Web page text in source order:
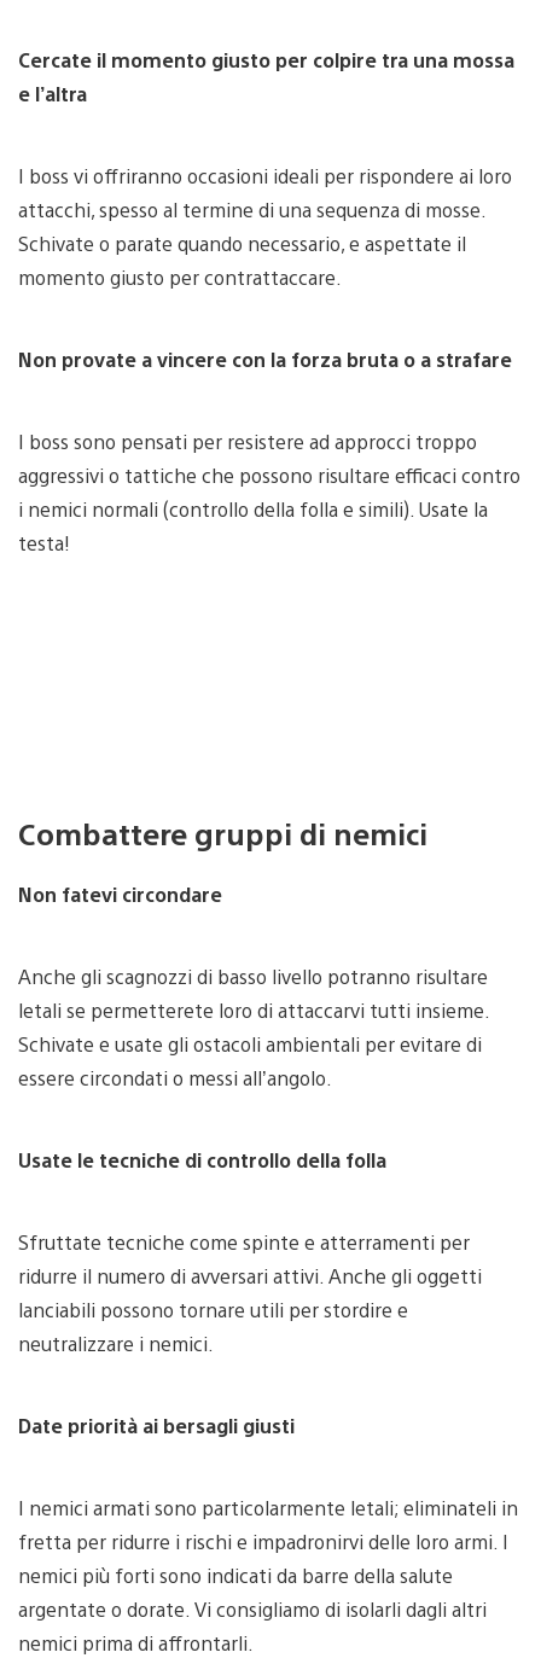
Cercate il momento giusto per colpire tra una mossa
e l’altra
I boss vi offriranno occasioni ideali per rispondere ai loro
attacchi, spesso al termine di una sequenza di mosse.
Schivate o parate quando necessario, e aspettate il
momento giusto per contrattaccare.
Non provate a vincere con la forza bruta o a strafare
I boss sono pensati per resistere ad approcci troppo
aggressivi o tattiche che possono risultare efficaci contro
i nemici normali (controllo della folla e simili). Usate la
testa!
Combattere gruppi di nemici
Non fatevi circondare
Anche gli scagnozzi di basso livello potranno risultare
letali se permetterete loro di attaccarvi tutti insieme.
Schivate e usate gli ostacoli ambientali per evitare di
essere circondati o messi all’angolo.
Usate le tecniche di controllo della folla
Sfruttate tecniche come spinte e atterramenti per
ridurre il numero di avversari attivi. Anche gli oggetti
lanciabili possono tornare utili per stordire e
neutralizzare i nemici.
Date priorità ai bersagli giusti
I nemici armati sono particolarmente letali; eliminateli in
fretta per ridurre i rischi e impadronirvi delle loro armi. I
nemici più forti sono indicati da barre della salute
argentate o dorate. Vi consigliamo di isolarli dagli altri
nemici prima di affrontarli.